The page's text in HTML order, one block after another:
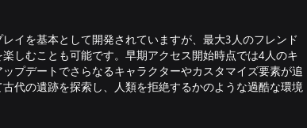
レイを基本として開発されていますが、最大3人のフレンド
しむことも可能です。早期アクセス開始時点では4人のキ
プデートでさらなるキャラクターやカスタマイズ要素が追
代の遺跡を探索し、人類を拒絶するかのような過酷な環境